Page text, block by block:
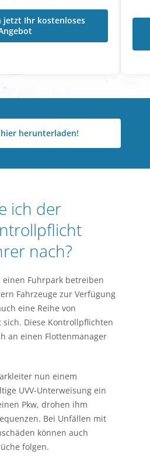
jetzt Ihr kostenloses
hier herunterladen!
ich der
nach?
Fuhrpark betreiben
Fahrzeuge zur Verfügung
eine Reihe von
Diese Kontrollpflichten
an einen Flottenmanager
nun einem
UVV-Unterweisung ein
Pkw, drohen ihm
Bei Unfällen mit
können auch
folgen.